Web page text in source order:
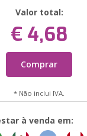
Valor total:
€ 4,68
Comprar
* Não inclui IVA.
à venda em: